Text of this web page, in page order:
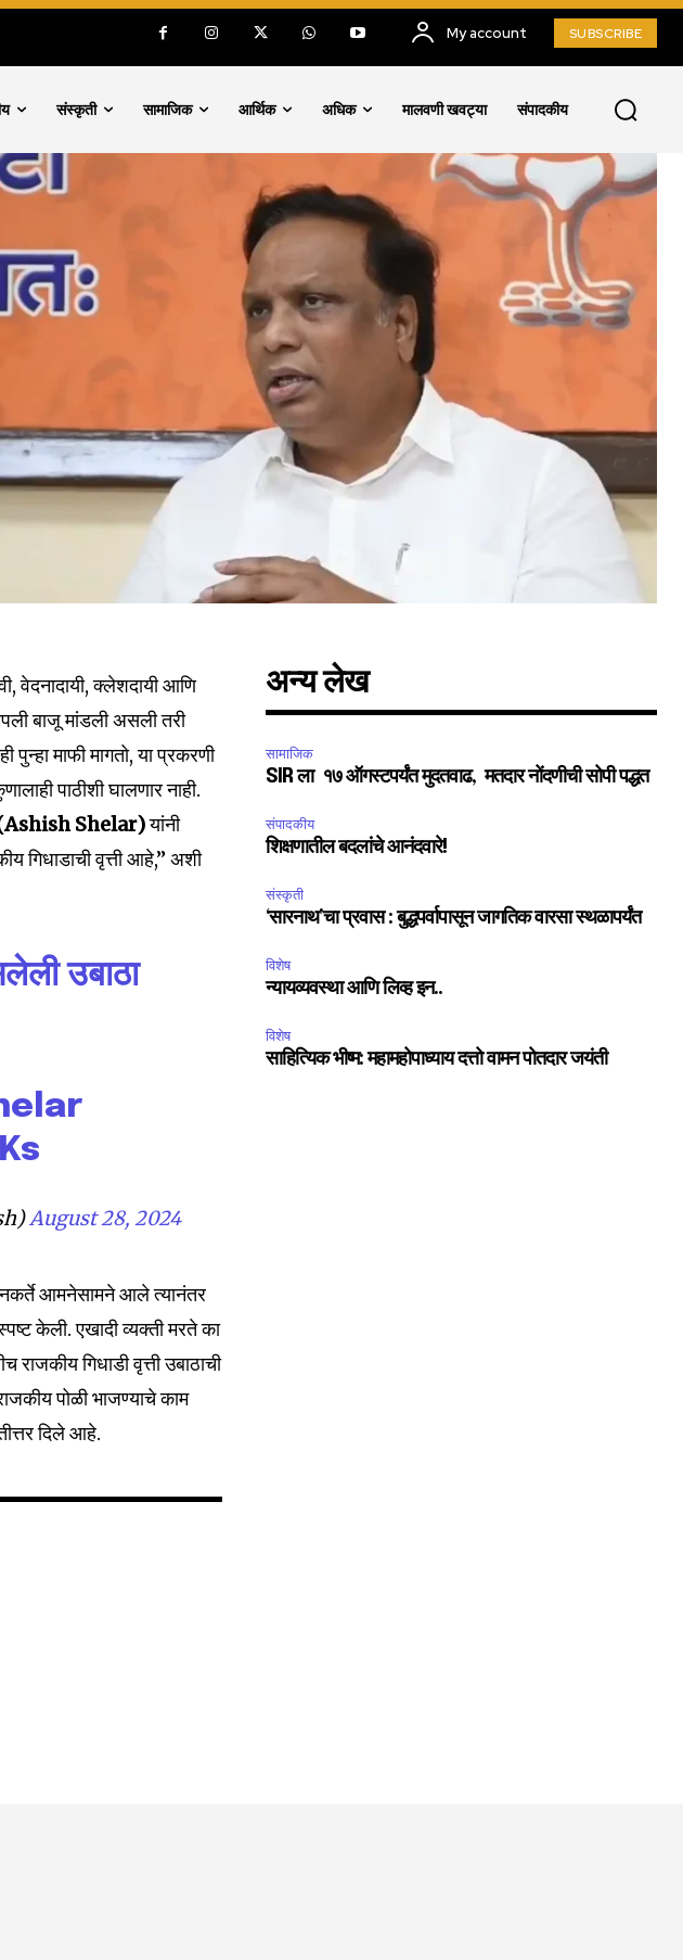
SUBSCRIBE
I've read and accept the Privacy Policy.
My account SUBSCRIBE
संस्कृती सामाजिक आर्थिक अधिक मालवणी खवट्या संपादकीय
वेदनादायी, क्लेशदायी आणि
बाजू मांडली असली तरी
माफी मागतो, या प्रकरणी
पाठीशी घालणार नाही.
Shelar)यांनी
गिधाडाची वृत्ती आहे,” अशी
उबाठा
August 28, 2024
आमनेसामने आले त्यानंतर
केली. एखादी व्यक्ती मरते का
गिधाडी वृत्ती उबाठाची
पोळी भाजण्याचे काम
दिले आहे.
अन्य लेख
सामाजिक
SIR ला १७ ऑगस्टपर्यंत मुदतवाढ, मतदार नोंदणीची सोपी पद्धत
संपादकीय
शिक्षणातील बदलांचे आनंदवारे!
संस्कृती
‘सारनाथ’चा प्रवास : बुद्धपर्वापासून जागतिक वारसा स्थळापर्यंत
विशेष
न्यायव्यवस्था आणि लिव्ह इन..
विशेष
साहित्यिक भीष्म: महामहोपाध्याय दत्तो वामन पोतदार जयंती